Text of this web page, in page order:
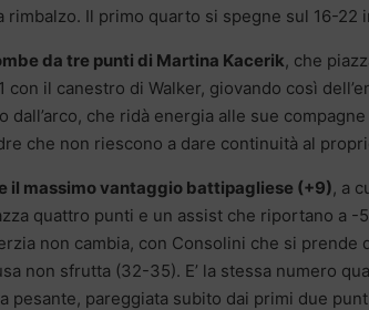
rimbalzo. Il primo quarto si spegne sul 16-22
da tre punti di Martina Kacerik, che
il canestro di Walker, giovando così
dall’arco, che ridà energia alle sue
che non riescono a dare continuità al
il massimo vantaggio battipagliese (+9), a
quattro punti e un assist che riportano a -
non cambia, con Consolini che si
non sfrutta (32-35). E’ la stessa numero
pesante, pareggiata subito dai primi due